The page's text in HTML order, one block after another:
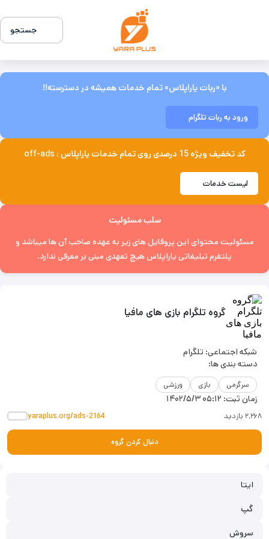
جستجو
با «ربات یاراپلاس» تمام خدمات همیشه در دسترسته!!
ورود به ربات تلگرام
کد تخفیف ویژه 15 درصدی روی تمام خدمات یاراپلاس : off-ads
لیست خدمات
سلب مسئولیت
مسئولیت محتوای این پروفایل های زیر به عهده صاحب آن ها میباشد و
پلتفرم تبلیغاتی یاراپلاس هیچ تعهدی مبنی بر معرفی ندارد.
گروه تلگرام بازی های مافیا
شبکه اجتماعی: تلگرام
دسته بندی ها:
سرگرمی بازی ورزشی
زمان ثبت: ۱۴۰۲/۵/۳ ۰۵:۱۲
۲٬۲۶۸ بازدید yaraplus.org/ads-2164
دنبال کردن گروه
ایتا
گپ
سروش